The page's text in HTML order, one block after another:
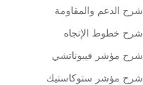
شرح الدعم والمقاومة
شرح خطوط الإتجاه
شرح مؤشر فيبوناتشي
شرح مؤشر ستوكاستيك